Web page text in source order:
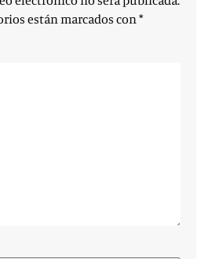
están marcados con*